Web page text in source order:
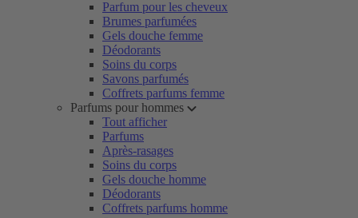
Parfum pour les cheveux
Brumes parfumées
Gels douche femme
Déodorants
Soins du corps
Savons parfumés
Coffrets parfums femme
Parfums pour hommes
Tout afficher
Parfums
Après-rasages
Soins du corps
Gels douche homme
Déodorants
Coffrets parfums homme